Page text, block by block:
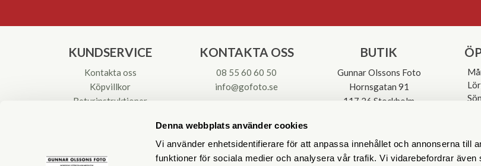
Denna webbplats använder cookies
Vi använder enhetsidentifierare för att anpassa innehållet och annonserna till
funktioner för sociala medier och analysera vår trafik. Vi vidarebefordrar även
KUNDSERVICE
Kontakta oss
Köpvillkor
Returinstruktioner
KONTAKTA OSS
08 55 60 60 50
info@gofoto.se
BUTIK
Gunnar Olssons Foto
Hornsgatan 91
117 26 Stockholm